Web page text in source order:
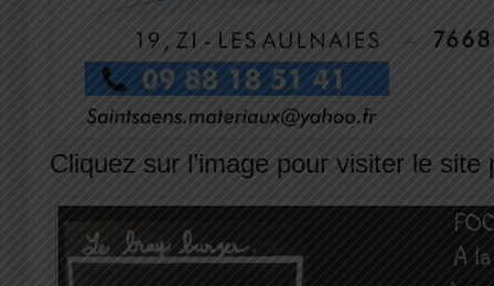
Cliquez sur l’image pour visiter le site